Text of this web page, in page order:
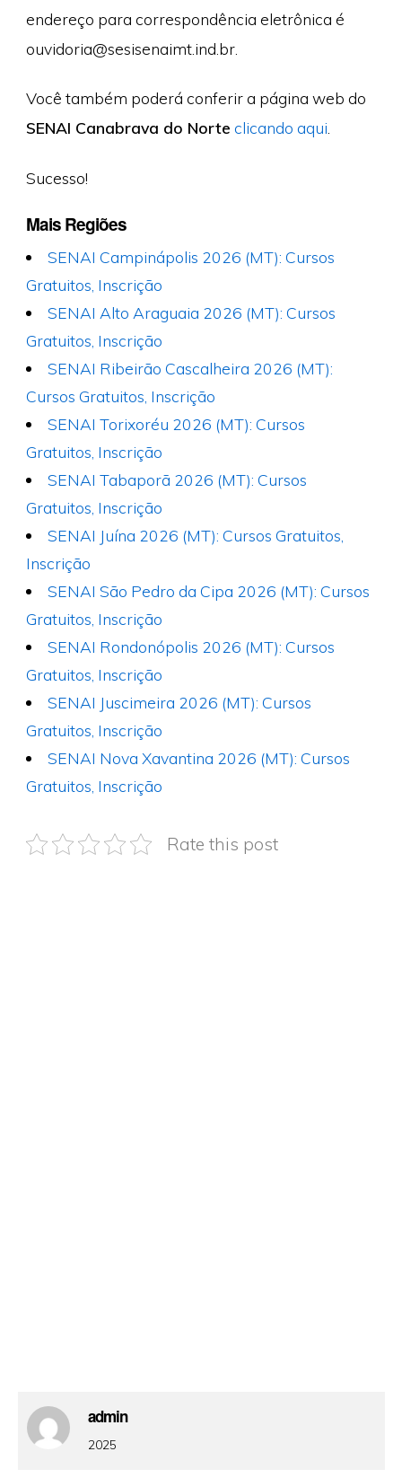
endereço para correspondência eletrônica é
ouvidoria@sesisenaimt.ind.br.
Você também poderá conferir a página web do
SENAI Canabrava do Norte clicando aqui
Sucesso!
Mais Regiões
SENAI Campinápolis 2026 (MT): Cursos
Gratuitos, Inscrição
SENAI Alto Araguaia 2026 (MT): Cursos
Gratuitos, Inscrição
SENAI Ribeirão Cascalheira 2026 (MT):
Cursos Gratuitos, Inscrição
SENAI Torixoréu 2026 (MT): Cursos
Gratuitos, Inscrição
SENAI Tabaporã 2026 (MT): Cursos
Gratuitos, Inscrição
SENAI Juína 2026 (MT): Cursos Gratuitos,
Inscrição
SENAI São Pedro da Cipa 2026 (MT): Cursos
Gratuitos, Inscrição
SENAI Rondonópolis 2026 (MT): Cursos
Gratuitos, Inscrição
SENAI Juscimeira 2026 (MT): Cursos
Gratuitos, Inscrição
SENAI Nova Xavantina 2026 (MT): Cursos
Gratuitos, Inscrição
Rate this post
admin
2025